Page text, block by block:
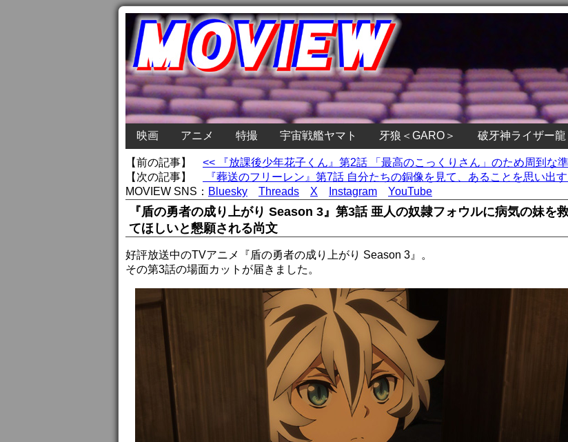
映画 アニメ 特撮 宇宙戦艦ヤマト 牙狼＜GARO＞ 破牙神ライザー龍
【前の記事】 << 『放課後少年花子くん』第2話 「最高のこっくりさん」のため周到な
【次の記事】
『葬送のフリーレン』第7話 自分たちの銅像を見て、あることを思い出
MOVIEW SNS： Bluesky Threads X Instagram YouTube
『盾の勇者の成り上がり Season 3』第3話 亜人の奴隷フォウルに病気の妹を
てほしいと懇願される尚文
好評放送中のTVアニメ『盾の勇者の成り上がり Season 3』。
その第3話の場面カットが届きました。